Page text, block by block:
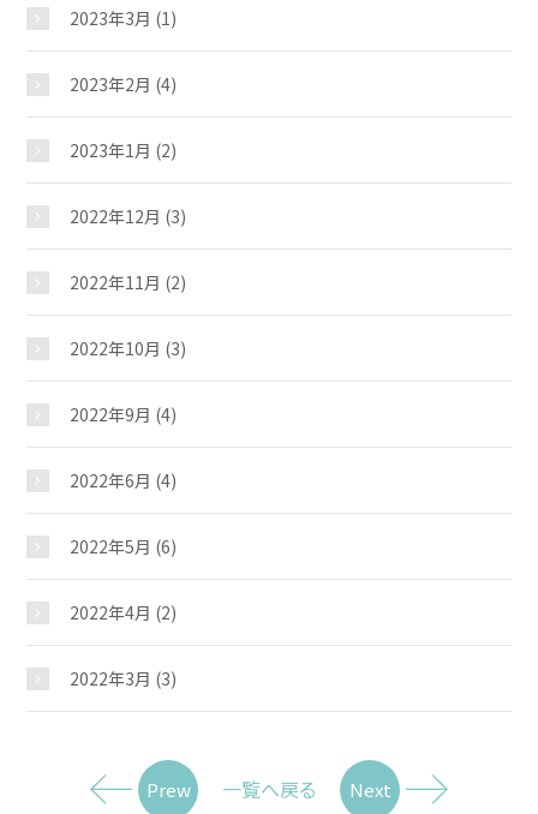
2023年3月 (1)
2023年2月 (4)
2023年1月 (2)
2022年12月 (3)
2022年11月 (2)
2022年10月 (3)
2022年9月 (4)
2022年6月 (4)
2022年5月 (6)
2022年4月 (2)
2022年3月 (3)
Prew 一覧へ戻る Next